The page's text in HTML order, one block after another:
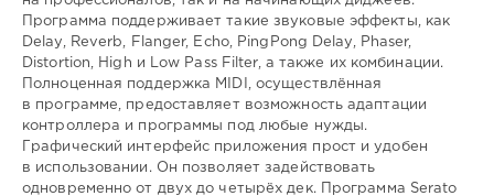
Программа поддерживает такие звуковые эффекты, как
Delay, Reverb, Flanger, Echo, PingPong Delay, Phaser,
Distortion, High и Low Pass Filter, а также их комбинации.
Полноценная поддержка MIDI, осуществлённая
в программе, предоставляет возможность адаптации
контроллера и программы под любые нужды.
Графический интерфейс приложения прост и удобен
в использовании. Он позволяет задействовать
одновременно от двух до четырёх дек. Программа Serato